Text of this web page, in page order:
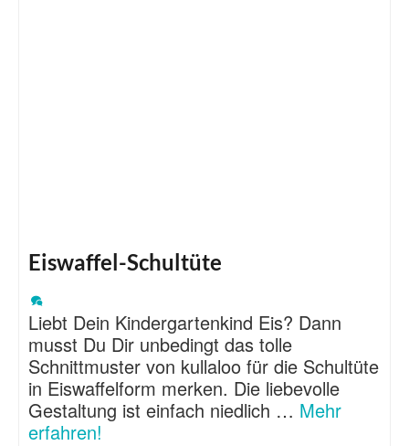
Eiswaffel-Schultüte
Liebt Dein Kindergartenkind Eis? Dann
musst Du Dir unbedingt das tolle
Schnittmuster von kullaloo für die Schultüte
in Eiswaffelform merken. Die liebevolle
Gestaltung ist einfach niedlich … Mehr
erfahren!